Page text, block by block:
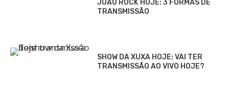
JOÃO ROCK HOJE: 3 FORMAS DE
TRANSMISSÃO
SHOW DA XUXA HOJE: VAI TER
TRANSMISSÃO AO VIVO HOJE?